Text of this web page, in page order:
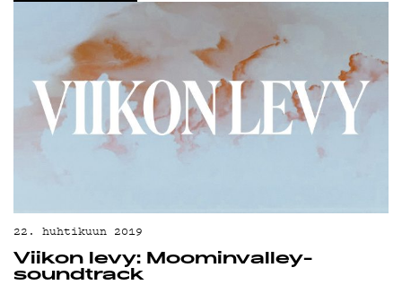
KIRJAUDU SISÄÄN
22. huhtikuun 2019
Viikon levy: Moominvalley-
soundtrack